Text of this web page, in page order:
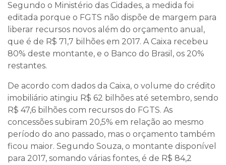
Segundo o Ministério das Cidades, a medida foi
editada porque o FGTS não dispõe de margem para
liberar recursos novos além do orçamento anual,
que é de R$ 71,7 bilhões em 2017. A Caixa recebeu
80% deste montante, e o Banco do Brasil, os 20%
restantes.
De acordo com dados da Caixa, o volume do crédito
imobiliário atingiu R$ 62 bilhões até setembro, sendo
R$ 47,6 bilhões com recursos do FGTS. As
concessões subiram 20,5% em relação ao mesmo
período do ano passado, mas o orçamento também
ficou maior. Segundo Souza, o montante disponível
para 2017, somando várias fontes, é de R$ 84,2